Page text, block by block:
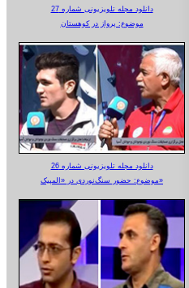
دانلود مجله تلویزیونی شماره 27
موضوع: پرواز در کوهستان
دانلود مجله تلویزیونی شماره 26
موضوع: حضور سنگ‌نوردی در «المپیک»